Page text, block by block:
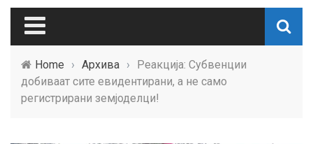
Home › Архива ›
Реакција: Субвенции
добиваат сите евидентирани, а не само
регистрирани земјоделци!